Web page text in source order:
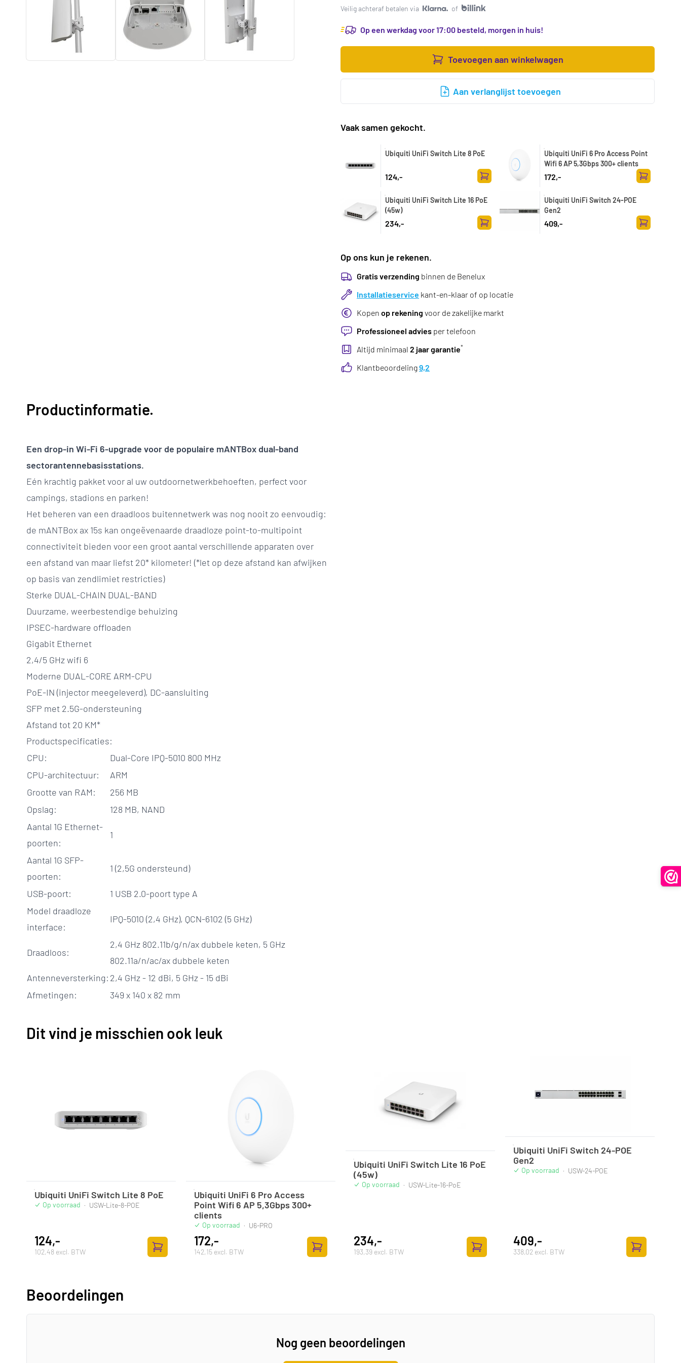
Veilig achteraf betalen via of
Op een werkdag voor 17:00 besteld, morgen in huis!
Toevoegen aan winkelwagen
Aan verlanglijst toevoegen
Vaak samen gekocht.
Ubiquiti UniFi Switch Lite 8 PoE
124,-
Toevoegen aan winkelwagen
Ubiquiti UniFi 6 Pro Access Point
Wifi 6 AP 5,3Gbps 300+ clients
172,-
Toevoegen
Ubiquiti UniFi Switch Lite 16 PoE
(45w)
234,-
Toevoegen aan winkelwagen
Ubiquiti UniFi Switch 24-POE
Gen2
409,-
Toevoegen
Op ons kun je rekenen.
Gratis verzending binnen de Benelux
Installatieservice kant-en-klaar of op locatie
Kopen op rekening voor de zakelijke markt
Professioneel advies per telefoon
Altijd minimaal 2 jaar garantie*
Klantbeoordeling9,2
Productinformatie.
Een drop-in Wi-Fi 6-upgrade voor de populaire mANTBox dual-band
sectorantennebasisstations.
Eén krachtig pakket voor al uw outdoornetwerkbehoeften, perfect voor
campings, stadions en parken!
Het beheren van een draadloos buitennetwerk was nog nooit zo eenvoudig:
de mANTBox ax 15s kan ongeëvenaarde draadloze point-to-multipoint
connectiviteit bieden voor een groot aantal verschillende apparaten over
een afstand van maar liefst 20* kilometer! (*let op deze afstand kan afwijken
op basis van zendlimiet restricties)
Sterke DUAL-CHAIN DUAL-BAND
Duurzame, weerbestendige behuizing
IPSEC-hardware offloaden
Gigabit Ethernet
2,4/5 GHz wifi 6
Moderne DUAL-CORE ARM-CPU
PoE-IN (injector meegeleverd), DC-aansluiting
SFP met 2.5G-ondersteuning
Afstand tot 20 KM*
Productspecificaties:
CPU:
Dual-Core IPQ-5010 800 MHz
CPU-architectuur:
ARM
Grootte van RAM:
256 MB
Opslag:
128 MB, NAND
Aantal 1G Ethernet-
poorten:
1
Aantal 1G SFP-
poorten:
1 (2,5G ondersteund)
USB-poort:
1 USB 2.0-poort type A
Model draadloze
interface:
IPQ-5010 (2,4 GHz), QCN-6102 (5 GHz)
Draadloos:
2,4 GHz 802.11b/g/n/ax dubbele keten, 5 GHz
802.11a/n/ac/ax dubbele keten
Antenneversterking: 2,4 GHz - 12 dBi, 5 GHz - 15 dBi
Afmetingen:
349 x 140 x 82 mm
Dit vind je misschien ook leuk
Ubiquiti UniFi Switch Lite 8 PoE
Op voorraad · USW-Lite-8-POE
124,-
102,48 excl. BTW
Toevoegen aan winkelwagen
Ubiquiti UniFi 6 Pro Access
Point Wifi 6 AP 5,3Gbps 300+
clients
Op voorraad · U6-PRO
172,-
142,15 excl. BTW
Toevoegen aan winkelwagen
Ubiquiti UniFi Switch Lite 16 PoE
(45w)
Op voorraad · USW-Lite-16-PoE
234,-
193,39 excl. BTW
Toevoegen aan winkelwagen
Ubiquiti UniFi Switch 24-POE
Gen2
Op voorraad · USW-24-POE
409,-
338,02 excl. BTW
Toevoegen
Beoordelingen
Nog geen beoordelingen